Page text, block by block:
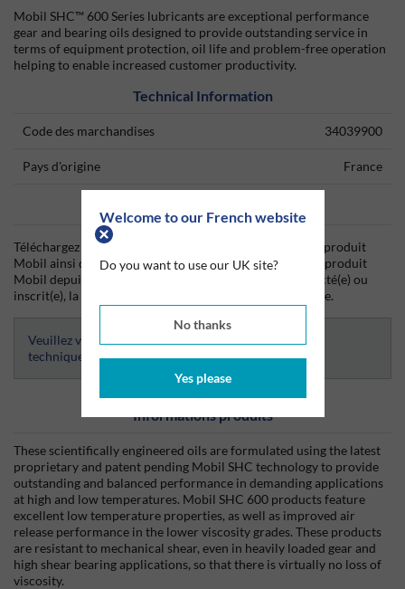
Welcome to our French website
Do you want to use our UK site?
No thanks
Yes please
Mobil SHC™ 600 Series lubricants are exceptional performance
gear and bearing oils designed to provide outstanding service in
terms of equipment protection, oil life and problem-free operation
helping to enable increased customer productivity.
Technical Information
Code des marchandises 34039900
Pays d'origine France
Téléchargez dès aujourd'hui la fiche technique (TDS) du produit
Mobil ainsi que la fiche de données de sécurité (SDS) du produit
Mobil depuis Silmid. Une fois que vous vous êtes connecté(e) ou
inscrit(e), la fiche technique sera visible et téléchargeable.
Veuillez vous connecter afin d’avoir accès aux fiches
techniques
Informations produits
These scientifically engineered oils are formulated using the latest
proprietary and patent pending Mobil SHC technology to provide
outstanding and balanced performance in demanding applications
at high and low temperatures. Mobil SHC 600 products feature
excellent low temperature properties, as well as improved air
release performance in the lower viscosity grades. These products
are resistant to mechanical shear, even in heavily loaded gear and
high shear bearing applications, so that there is virtually no loss of
viscosity.